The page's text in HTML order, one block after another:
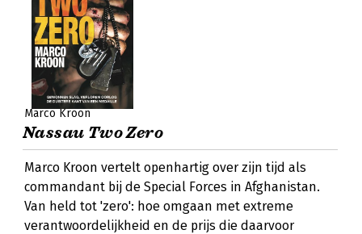
Marco Kroon
Nassau Two Zero
Marco Kroon vertelt openhartig over zijn tijd als
commandant bij de Special Forces in Afghanistan.
Van held tot 'zero': hoe omgaan met extreme
verantwoordelijkheid en de prijs die daarvoor